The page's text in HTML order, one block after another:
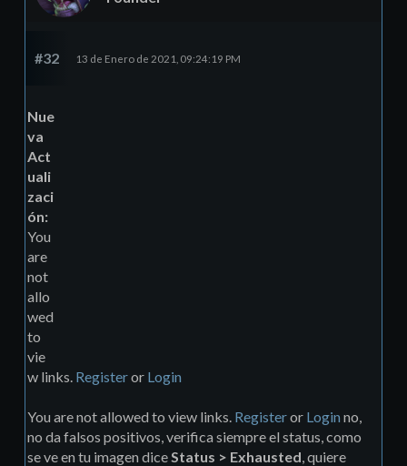
#32 13 de Enero de 2021, 09:24:19 PM
Nue
va
Act
uali
zaci
ón:
You
are
not
allo
wed
to
vie
w links. Registeror Login
You are not allowed to view links. Registeror Login no,
no da falsos positivos, verifica siempre el status, como
se ve en tu imagen dice Status > Exhausted , quiere